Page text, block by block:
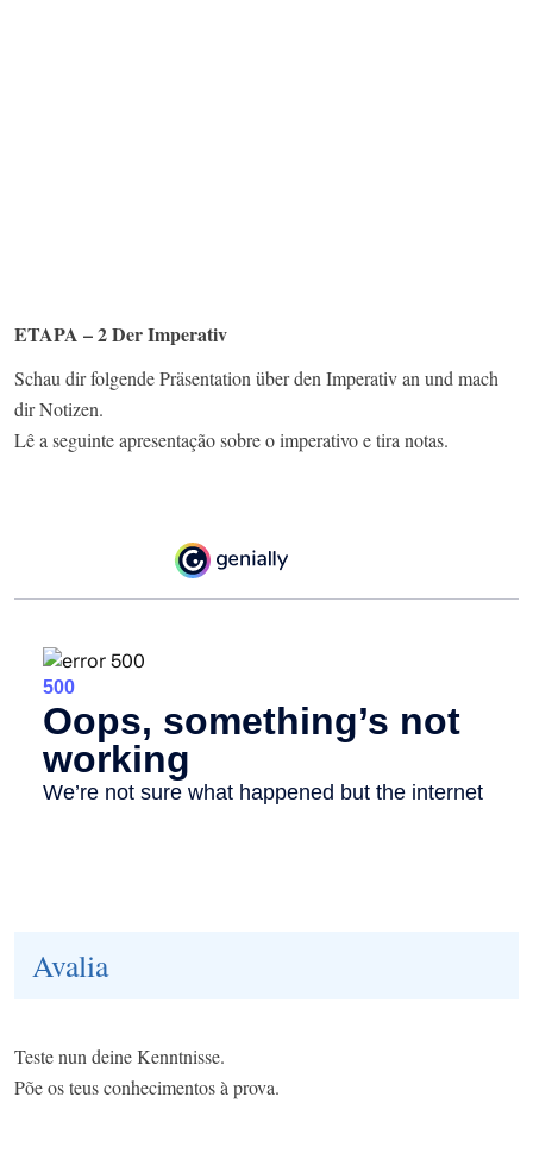
ETAPA – 2 Der Imperativ
Schau dir folgende Präsentation über den Imperativ an und mach
dir Notizen.
Lê a seguinte apresentação sobre o imperativo e tira notas.
Avalia
Teste nun deine Kenntnisse.
Põe os teus conhecimentos à prova.